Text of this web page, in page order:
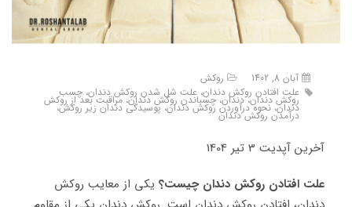
آبان 8, 1402
روکش
علت افتادن روکش دندان، علت شل شدن روکش دندان، چسب
روکش دندان، دندان، چسباندن روکش دندان، مراقبت بعد از روکش
دندان، نحوه درآوردن روکش دندان، پوسیدگی دندان زیر روکش،
درآمدن روکش دندان
آخرین آپدیت 3 تیر 1404
علت افتادن روکش دندان چیست؟ یکی از معایب روکش